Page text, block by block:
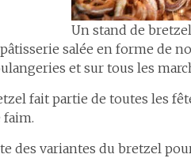
Un stand de
salée en forme de
et sur tous les
fait partie de toutes les
des variantes du bretzel